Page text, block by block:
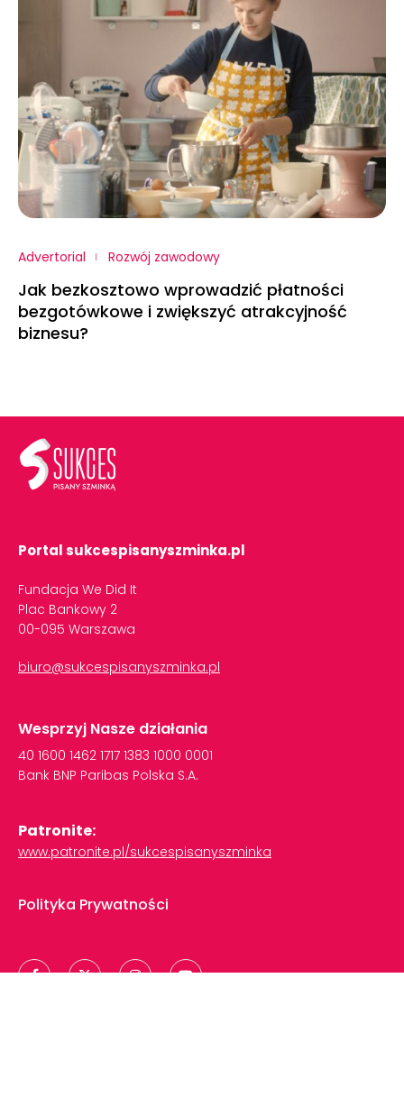
Advertorial Rozwój zawodowy
Jak bezkosztowo wprowadzić płatności
bezgotówkowe i zwiększyć atrakcyjność
biznesu?
Portal sukcespisanyszminka.pl
Fundacja We Did It
Plac Bankowy 2
00-095 Warszawa
biuro@sukcespisanyszminka.pl
Wesprzyj Nasze działania
40 1600 1462 1717 1383 1000 0001
Bank BNP Paribas Polska S.A.
Patronite:
www.patronite.pl/sukcespisanyszminka
Polityka Prywatności